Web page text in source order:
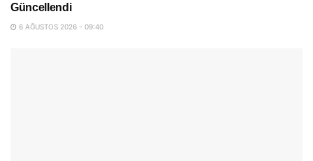
Güncellendi
6 AĞUSTOS 2026 - 09:40